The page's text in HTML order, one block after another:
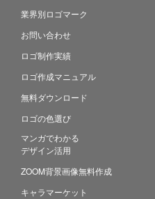
業界別ロゴマーク
お問い合わせ
ロゴ制作実績
ロゴ作成マニュアル
無料ダウンロード
ロゴの色選び
マンガでわかる
デザイン活用
ZOOM背景画像無料作成
キャラマーケット